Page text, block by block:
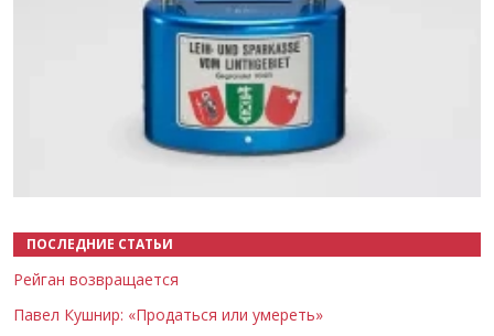
ПОСЛЕДНИЕ СТАТЬИ
Рейган возвращается
Павел Кушнир: «Продаться или умереть»